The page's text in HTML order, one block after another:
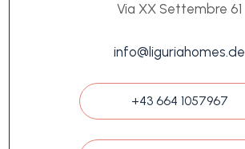
Via XX Settembre 61
info@liguriahomes.de
+43 664 1057967